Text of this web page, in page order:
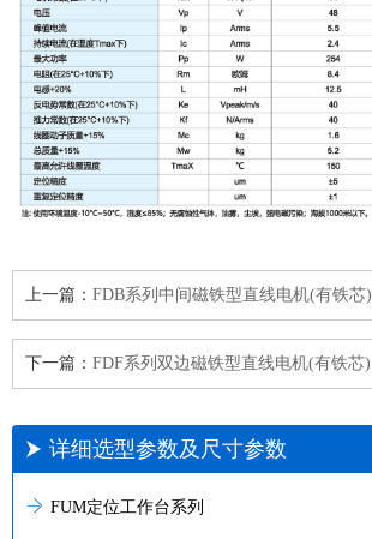
上一篇： FDB系列中间磁铁型直线电机(有铁芯)
下一篇： FDF系列双边磁铁型直线电机(有铁芯)
详细选型参数及尺寸参数
FUM定位工作台系列